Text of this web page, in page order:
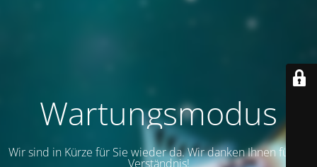
Wartungsmodus
Wir sind in Kürze für Sie wieder da. Wir danken Ihnen für Ihr
Verständnis!